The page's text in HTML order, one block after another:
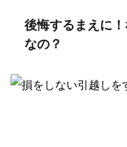
後悔するまえに
なの？